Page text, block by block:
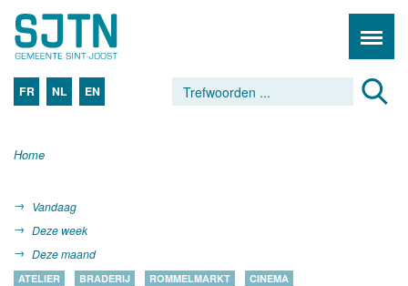
FR NL EN
Home
Vandaag
Deze week
Deze maand
ATELIER BRADERIJ ROMMELMARKT
CINEMA